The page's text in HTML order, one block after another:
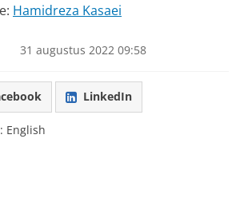
Hamidreza Kasaei
31 augustus 2022 09:58
LinkedIn
English